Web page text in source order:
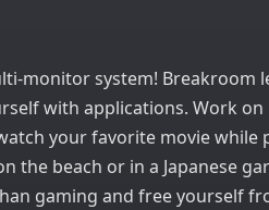
monitor system! Breakroom
with applications. Work
your favorite movie while
beach or in a Japanese
gaming and free yourself